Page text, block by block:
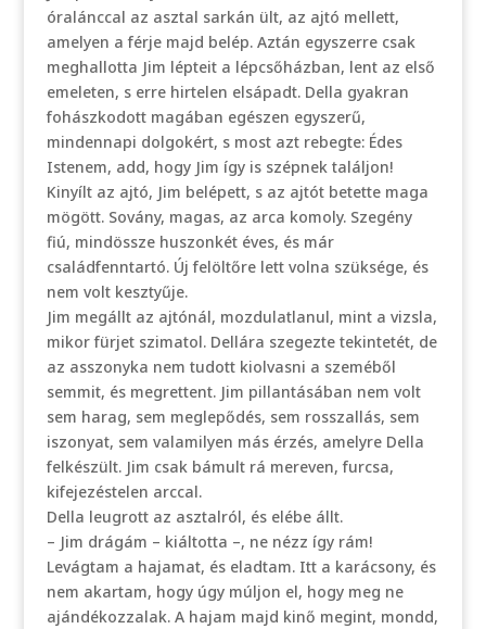
óralánccal az asztal sarkán ült, az ajtó mellett,
amelyen a férje majd belép. Aztán egyszerre csak
meghallotta Jim lépteit a lépcsőházban, lent az első
emeleten, s erre hirtelen elsápadt. Della gyakran
fohászkodott magában egészen egyszerű,
mindennapi dolgokért, s most azt rebegte: Édes
Istenem, add, hogy Jim így is szépnek találjon!
Kinyílt az ajtó, Jim belépett, s az ajtót betette maga
mögött. Sovány, magas, az arca komoly. Szegény
fiú, mindössze huszonkét éves, és már
családfenntartó. Új felöltőre lett volna szüksége, és
nem volt kesztyűje.
Jim megállt az ajtónál, mozdulatlanul, mint a vizsla,
mikor fürjet szimatol. Dellára szegezte tekintetét, de
az asszonyka nem tudott kiolvasni a szeméből
semmit, és megrettent. Jim pillantásában nem volt
sem harag, sem meglepődés, sem rosszallás, sem
iszonyat, sem valamilyen más érzés, amelyre Della
felkészült. Jim csak bámult rá mereven, furcsa,
kifejezéstelen arccal.
Della leugrott az asztalról, és elébe állt.
– Jim drágám – kiáltotta –, ne nézz így rám!
Levágtam a hajamat, és eladtam. Itt a karácsony, és
nem akartam, hogy úgy múljon el, hogy meg ne
ajándékozzalak. A hajam majd kinő megint, mondd,